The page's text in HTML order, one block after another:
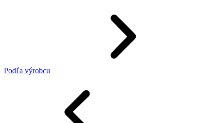
Podľa výrobcu